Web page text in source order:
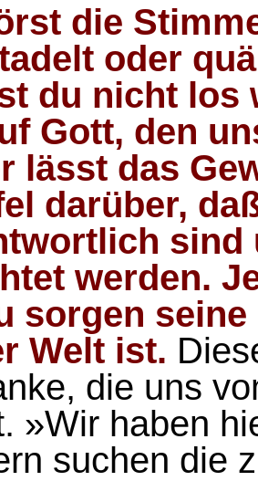
die
oder
du nicht los
Gott, den
lässt das
darüber,
sind
werden.
sorgen
Welt ist.
die uns
»Wir haben
suchen die